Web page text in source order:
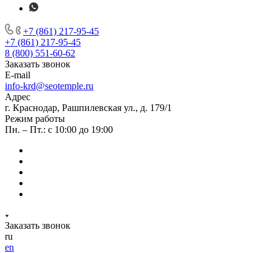
+7 (861) 217-95-45
+7 (861) 217-95-45
8 (800) 551-60-62
Заказать звонок
E-mail
info-krd@seotemple.ru
Адрес
г. Краснодар, Рашпилевская ул., д. 179/1
Режим работы
Пн. – Пт.: с 10:00 до 19:00
Заказать звонок
ru
en